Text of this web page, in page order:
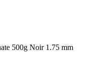
500g Noir 1.75 mm